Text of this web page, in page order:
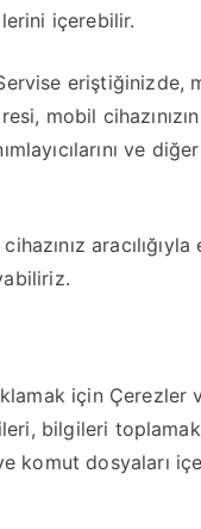
içerebilir.
eriştiğinizde,
mobil
ve
aracılığıyla
için Çerezler
bilgileri
dosyaları